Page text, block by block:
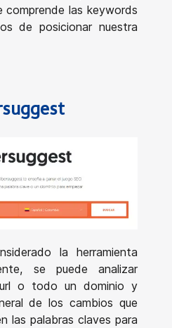
comprende las keywords
de posicionar nuestra
la herramienta
se puede analizar
o todo un dominio y
de los cambios que
las palabras claves para